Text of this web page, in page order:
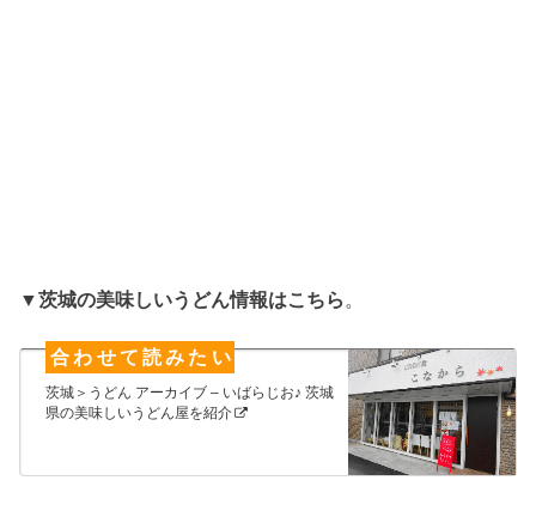
▼茨城の美味しいうどん情報はこちら 。
茨城＞うどん アーカイブ – いばらじお♪ 茨城
県の美味しいうどん屋を紹介